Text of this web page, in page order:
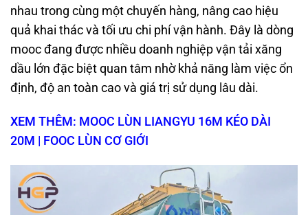
nhau trong cùng một chuyến hàng, nâng cao hiệu
quả khai thác và tối ưu chi phí vận hành. Đây là dòng
mooc đang được nhiều doanh nghiệp vận tải xăng
dầu lớn đặc biệt quan tâm nhờ khả năng làm việc ổn
định, độ an toàn cao và giá trị sử dụng lâu dài.
XEM THÊM: MOOC LÙN LIANGYU 16M KÉO DÀI
20M | FOOC LÙN CƠ GIỚI